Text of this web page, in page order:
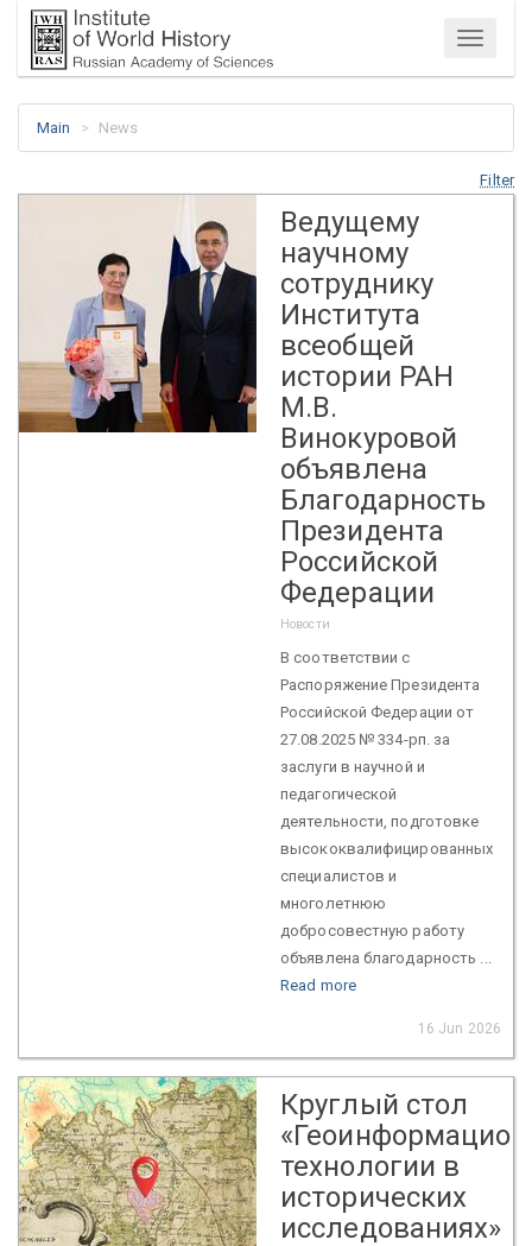
Menu
Main News
Filter
Ведущему
научному
сотруднику
Института
всеобщей
истории РАН
М.В.
Винокуровой
объявлена
Благодарность
Президента
Российской
Федерации
Новости
В соответствии с
Распоряжение Президента
Российской Федерации от
27.08.2025 № 334-рп. за
заслуги в научной и
педагогической
деятельности, подготовке
высококвалифицированных
специалистов и
многолетнюю
добросовестную работу
объявлена благодарность ...
Read more
16 Jun 2026
Круглый стол
технологии в
исторических
исследованиях»